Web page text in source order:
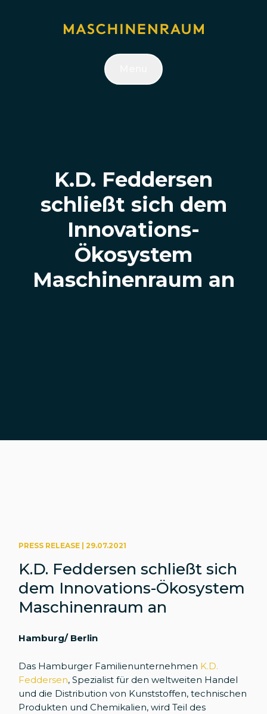
K.D. Feddersen
schließt sich dem
Innovations-
Ökosystem
Maschinenraum an
PRESS RELEASE | 29.07.2021
K.D. Feddersen schließt sich
dem Innovations-Ökosystem
Maschinenraum an
Hamburg/ Berlin
Das Hamburger Familienunternehmen K.D.
Feddersen, Spezialist für den weltweiten Handel
und die Distribution von Kunststoffen, technischen
Produkten und Chemikalien, wird Teil des